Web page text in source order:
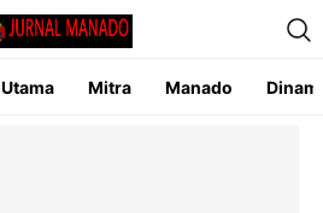
Utama Mitra Manado